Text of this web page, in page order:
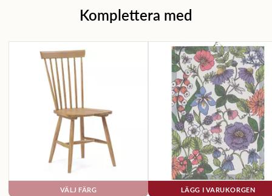
Komplettera med
VÄLJ FÄRG LÄGG I VARUKORGEN